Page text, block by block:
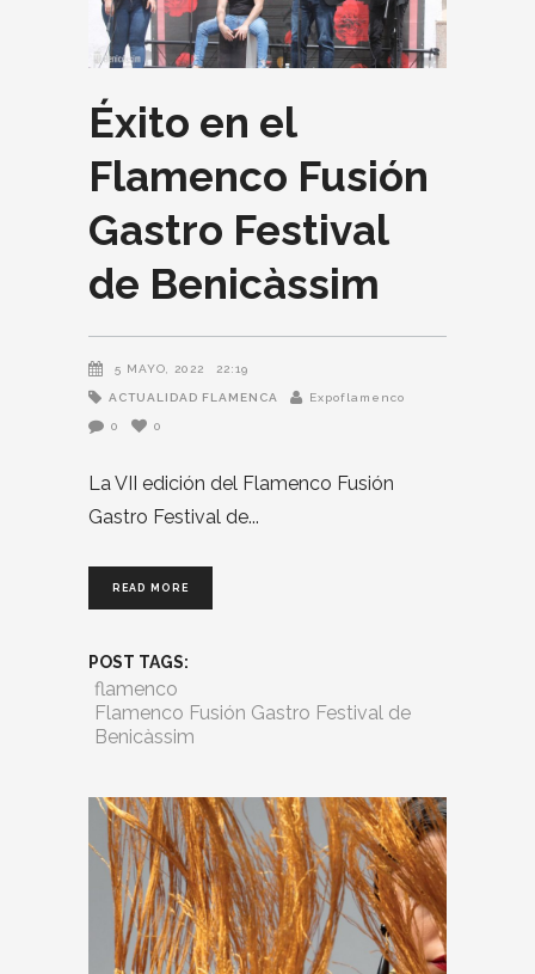
Éxito en el
Flamenco Fusión
Gastro Festival
de Benicàssim
5 MAYO, 2022 22:19
ACTUALIDAD FLAMENCA Expoflamenco
0 0
La VII edición del Flamenco Fusión
Gastro Festival de
READ MORE
POST TAGS:
flamenco
Flamenco Fusión Gastro Festival de
Benicàssim